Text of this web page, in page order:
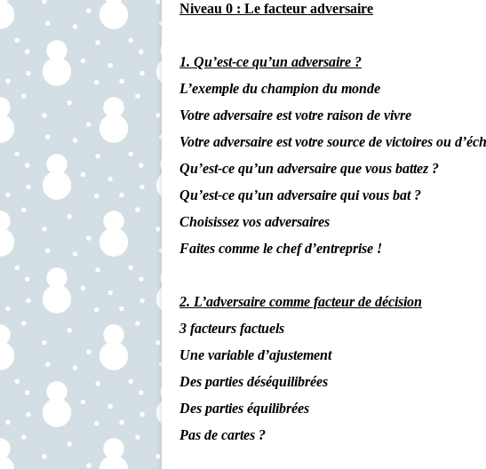
Niveau 0 : Le facteur adversaire
1. Qu’est-ce qu’un adversaire ?
L’exemple du champion du monde
Votre adversaire est votre raison de vivre
Votre adversaire est votre source de victoires ou
Qu’est-ce qu’un adversaire que vous battez ?
Qu’est-ce qu’un adversaire qui vous bat ?
Choisissez vos adversaires
Faites comme le chef d’entreprise !
2. L’adversaire comme facteur de décision
3 facteurs factuels
Une variable d’ajustement
Des parties déséquilibrées
Des parties équilibrées
Pas de cartes ?